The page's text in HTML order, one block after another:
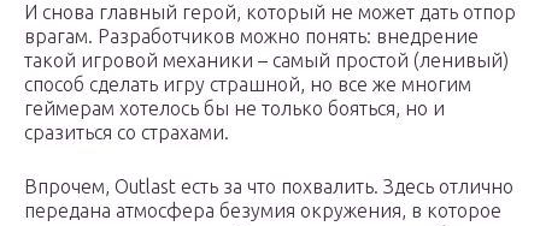
И снова главный герой, который не может дать отпор
врагам. Разработчиков можно понять: внедрение
такой игровой механики – самый простой (ленивый)
способ сделать игру страшной, но все же многим
геймерам хотелось бы не только бояться, но и
сразиться со страхами.
Впрочем, Outlast есть за что похвалить. Здесь отлично
передана атмосфера безумия окружения, в которое